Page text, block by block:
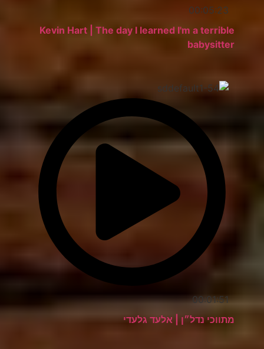
00:05:23
Kevin Hart | The day I learned I'm a terrible
babysitter
00:01:51
מתווכי נדל״ן | אלעד גלעדי